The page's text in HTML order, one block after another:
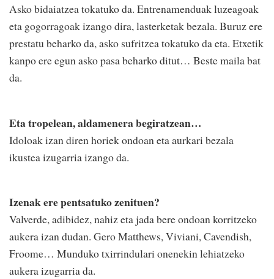
Asko bidaiatzea tokatuko da. Entrenamenduak luzeagoak
eta gogorragoak izango dira, lasterketak bezala. Buruz ere
prestatu beharko da, asko sufritzea tokatuko da eta. Etxetik
kanpo ere egun asko pasa beharko ditut… Beste maila bat
da.
Eta tropelean, aldamenera begiratzean…
Idoloak izan diren horiek ondoan eta aurkari bezala
ikustea izugarria izango da.
Izenak ere pentsatuko zenituen?
Valverde, adibidez, nahiz eta jada bere ondoan korritzeko
aukera izan dudan. Gero Matthews, Viviani, Cavendish,
Froome… Munduko txirrindulari onenekin lehiatzeko
aukera izugarria da.